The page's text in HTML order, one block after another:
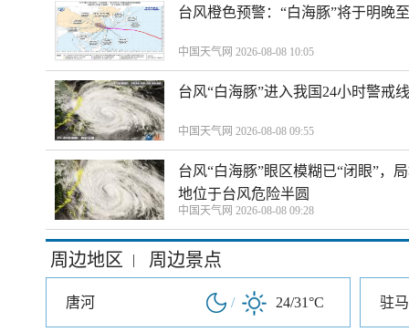
台风橙色预警：“白海豚”将于明晚
中国天气网 2026-08-08 10:05
台风“白海豚”进入我国24小时警戒
中国天气网 2026-08-08 09:55
台风“白海豚”眼区模糊已“闭眼”，
地位于台风危险半圆
中国天气网 2026-08-08 09:28
周边地区 | 周边景点
唐河 / 24/31°C 驻